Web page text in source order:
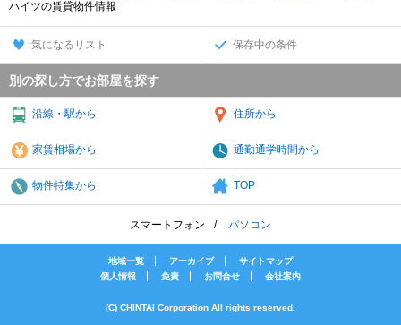
ハイツの賃貸物件情報
気になるリスト 保存中の条件
別の探し方でお部屋を探す
沿線・駅から 住所から
家賃相場から 通勤通学時間から
物件特集から TOP
スマートフォン パソコン
地域一覧 アーカイブ
サイトマップ
個人情報
免責 お問合せ 会社案内
(C) CHINTAI Corporation All rights reserved.